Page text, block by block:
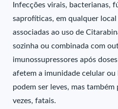
Infecções virais, bacterianas,
saprofíticas, em qualquer
associadas ao uso de
sozinha ou combinada com
imunossupressores após
afetem a imunidade celular ou
podem ser leves, mas também
vezes, fatais.